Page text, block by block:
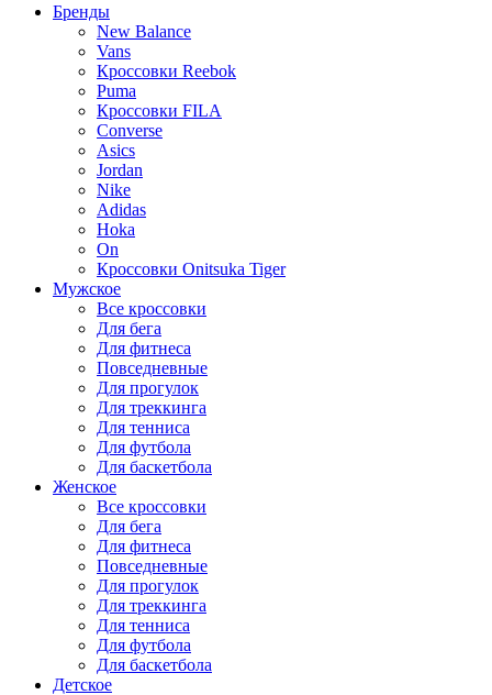
Бренды
New Balance
Vans
Кроссовки Reebok
Puma
Кроссовки FILA
Converse
Asics
Jordan
Nike
Adidas
Hoka
On
Кроссовки Onitsuka Tiger
Мужское
Все кроссовки
Для бега
Для фитнеса
Повседневные
Для прогулок
Для треккинга
Для тенниса
Для футбола
Для баскетбола
Женское
Все кроссовки
Для бега
Для фитнеса
Повседневные
Для прогулок
Для треккинга
Для тенниса
Для футбола
Для баскетбола
Детское